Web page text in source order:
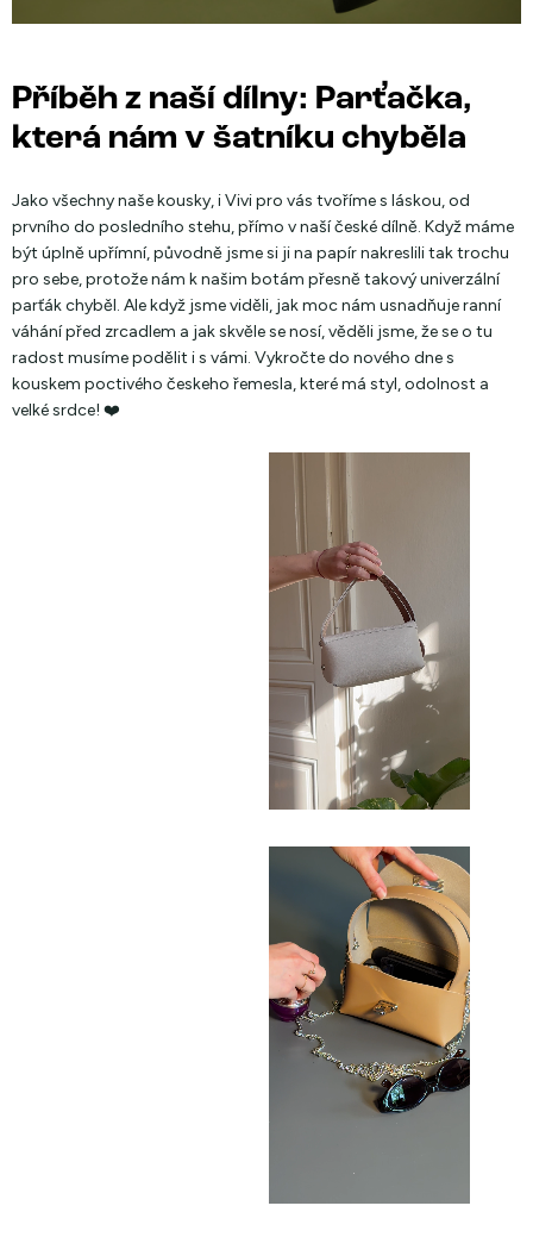
Příběh z naší dílny: Parťačka,
která nám v šatníku chyběla
Jako všechny naše kousky, i Vivi pro vás tvoříme s láskou, od
prvního do posledního stehu, přímo v naší české dílně. Když máme
být úplně upřímní, původně jsme si ji na papír nakreslili tak trochu
pro sebe, protože nám k našim botám přesně takový univerzální
parťák chyběl. Ale když jsme viděli, jak moc nám usnadňuje ranní
váhání před zrcadlem a jak skvěle se nosí, věděli jsme, že se o tu
radost musíme podělit i s vámi. Vykročte do nového dne s
kouskem poctivého českeho řemesla, které má styl, odolnost a
velké srdce! ❤️